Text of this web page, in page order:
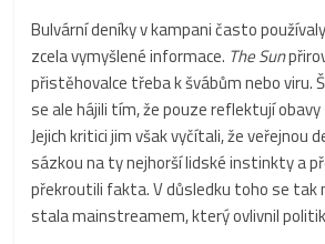
Bulvární deníky v kampani často
zcela vymyšlené informace. The Sun
přistěhovalce třeba k švábům nebo viru.
se ale hájili tím, že pouze reflektují
Jejich kritici jim však vyčítali, že veřejnou
sázkou na ty nejhorší lidské instinkty a
překroutili fakta. V důsledku toho se tak
stala mainstreamem, který ovlivnil